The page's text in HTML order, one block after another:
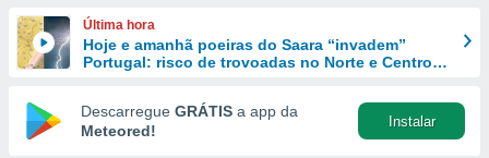
e
forma
digital
Última hora
Hoje e amanhã poeiras do Saara “invadem”
Portugal: risco de trovoadas no Norte e Centro
Descarregue GRÁTIS a app da
Meteored!
Instalar